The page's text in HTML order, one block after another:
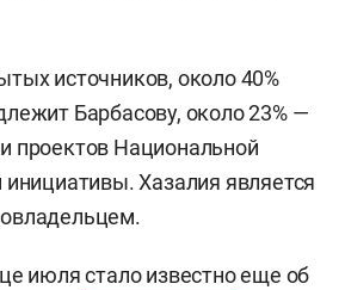
источников, около 40%
Барбасову, около 23% —
проектов Национальной
инициативы. Хазалия является
июлястало известноеще об